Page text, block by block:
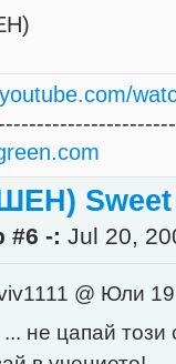
Sweet
#6 -: Jul 20,
@ Юли
не цапай този